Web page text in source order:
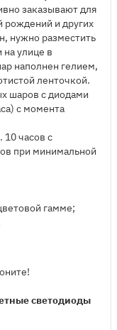
заказывают для
рождений и других
нужно разместить
улице в
наполнен гелием,
ленточкой.
шаров с диодами
с момента
часов с
при минимальной
гамме;
светодиоды